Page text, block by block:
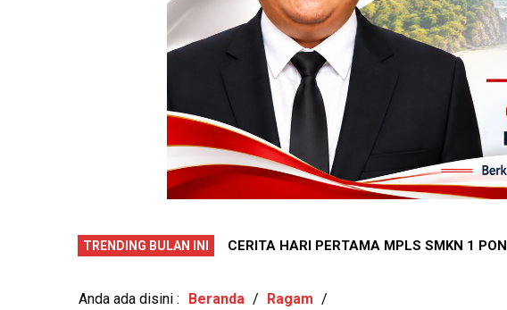
TRENDING BULAN INI
AWAL 252 SISWA MENUJU
PECAH REKOR !! 7 WARGA BEREBUT
Anda ada disini : Beranda / Ragam /